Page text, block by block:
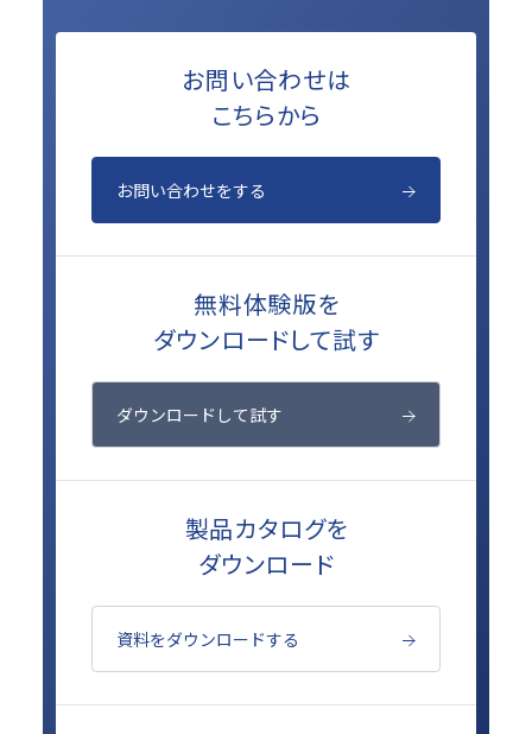
お問い合わせは
こちらから
お問い合わせをする
無料体験版を
ダウンロードして試す
ダウンロードして試す
製品カタログを
ダウンロード
資料をダウンロードする